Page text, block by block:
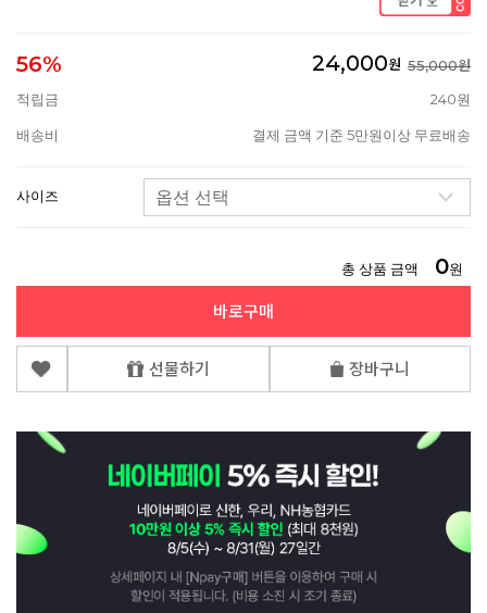
56% 24,000원 55,000원
적립금
240원
배송비 결제 금액 기준 5만원이상 무료배송
사이즈
총 상품 금액 0원
바로구매
선물하기 장바구니